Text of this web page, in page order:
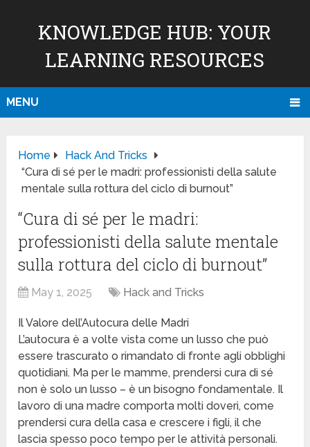
KNOWLEDGE HUB: YOUR
LEARNING RESOURCES
MENU
Home
Hack And Tricks
“Cura di sé per le madri: professionisti della salute
mentale sulla rottura del ciclo di burnout”
“Cura di sé per le madri:
professionisti della salute mentale
sulla rottura del ciclo di burnout”
May 1, 2025 Hack and Tricks
Il Valore dell’Autocura delle Madri
L’autocura è a volte vista come un lusso che può
essere trascurato o rimandato di fronte agli obblighi
quotidiani. Ma per le mamme, prendersi cura di sé
non è solo un lusso – è un bisogno fondamentale. Il
lavoro di una madre comporta molti doveri, come
prendersi cura della casa e crescere i figli, il che
lascia spesso poco tempo per le attività personali.